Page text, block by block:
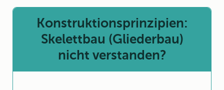
Konstruktionsprinzipien:
Skelettbau (Gliederbau)
nicht verstanden?